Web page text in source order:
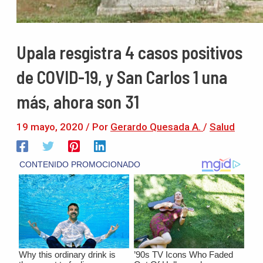
Upala resgistra 4 casos positivos
de COVID-19, y San Carlos 1 una
más, ahora son 31
19 mayo, 2020 / Por Gerardo Quesada A. / Salud